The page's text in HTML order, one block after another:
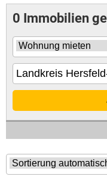
0 Immobilien